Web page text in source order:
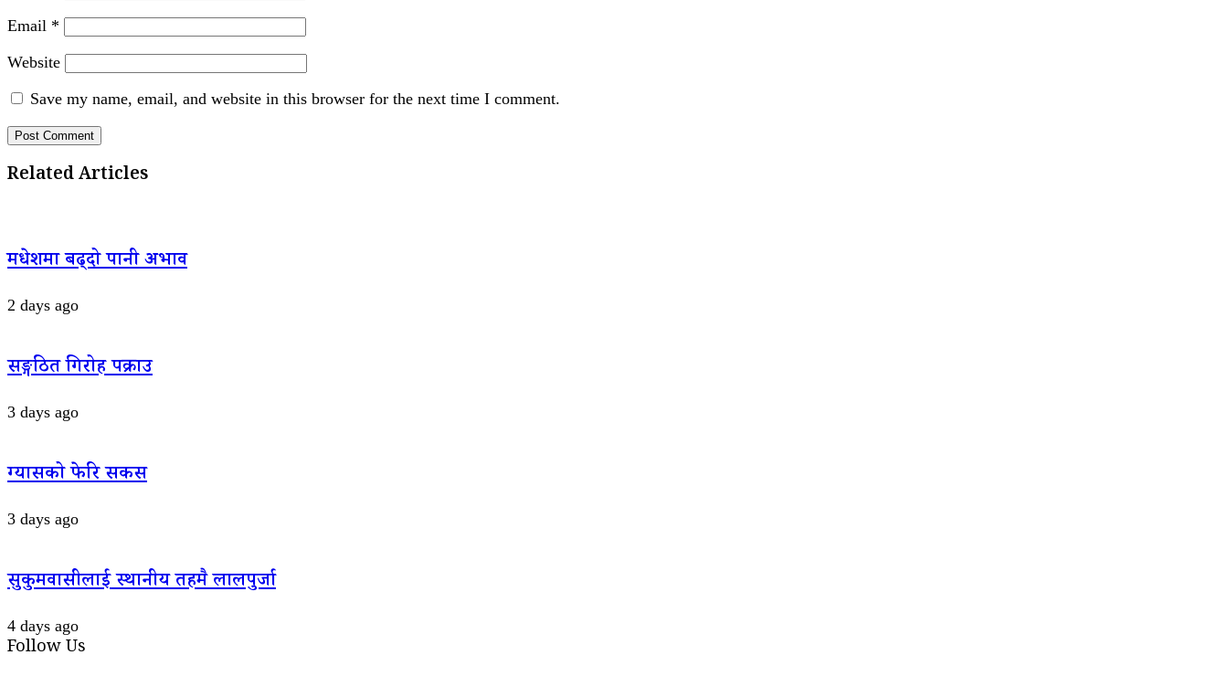
Email *
Website
Save my name, email, and website in this browser for the next time I comment.
Related Articles
मधेशमा बढ्दो पानी अभाव
2 days ago
सङ्गठित गिरोह पक्राउ
3 days ago
ग्यासको फेरि सकस
3 days ago
सुकुमवासीलाई स्थानीय तहमै लालपुर्जा
4 days ago
Follow Us